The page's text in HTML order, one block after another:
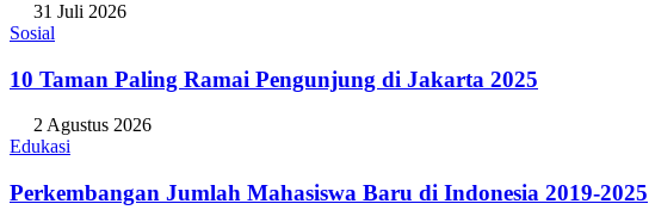
31 Juli 2026
Sosial
10 Taman Paling Ramai Pengunjung di Jakarta 2025
2 Agustus 2026
Edukasi
Perkembangan Jumlah Mahasiswa Baru di Indonesia 2019-2025